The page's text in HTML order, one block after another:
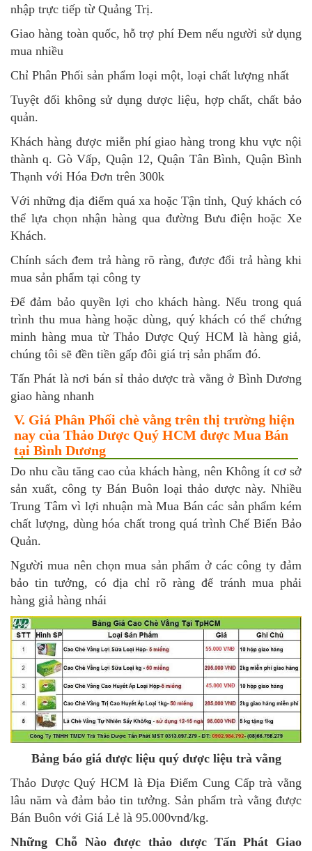
nhập trực tiếp từ Quảng Trị.
Giao hàng toàn quốc, hỗ trợ phí Đem nếu người sử dụng
mua nhiều
Chỉ Phân Phối sản phẩm loại một, loại chất lượng nhất
Tuyệt đối không sử dụng dược liệu, hợp chất, chất bảo
quản.
Khách hàng được miễn phí giao hàng trong khu vực nội
thành q. Gò Vấp, Quận 12, Quận Tân Bình, Quận Bình
Thạnh với Hóa Đơn trên 300k
Với những địa điểm quá xa hoặc Tận tỉnh, Quý khách có
thể lựa chọn nhận hàng qua đường Bưu điện hoặc Xe
Khách.
Chính sách đem trả hàng rõ ràng, được đổi trả hàng khi
mua sản phẩm tại công ty
Để đảm bảo quyền lợi cho khách hàng. Nếu trong quá
trình thu mua hàng hoặc dùng, quý khách có thể chứng
minh hàng mua từ Thảo Dược Quý HCM là hàng giả,
chúng tôi sẽ đền tiền gấp đôi giá trị sản phẩm đó.
Tấn Phát là nơi bán sỉ thảo dược trà vằng ở Bình Dương
giao hàng nhanh
V. Giá Phân Phối chè vằng trên thị trường hiện
nay của Thảo Dược Quý HCM được Mua Bán
tại Bình Dương
Do nhu cầu tăng cao của khách hàng, nên Không ít cơ sở
sản xuất, công ty Bán Buôn loại thảo dược này. Nhiều
Trung Tâm vì lợi nhuận mà Mua Bán các sản phẩm kém
chất lượng, dùng hóa chất trong quá trình Chế Biến Bảo
Quản.
Người mua nên chọn mua sản phẩm ở các công ty đảm
bảo tin tưởng, có địa chỉ rõ ràng để tránh mua phải
hàng giả hàng nhái
Bảng báo giá dược liệu quý dược liệu trà vằng
Thảo Dược Quý HCM là Địa Điểm Cung Cấp trà vằng
lâu năm và đảm bảo tin tưởng. Sản phẩm trà vằng được
Bán Buôn với Giá Lẻ là 95.000vnđ/kg.
Những Chỗ Nào được thảo dược Tấn Phát Giao